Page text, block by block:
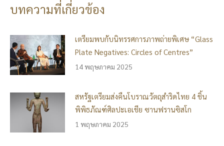
บทความที่เกี่ยวข้อง
เตรียมพบกับนิทรรศการภาพถ่ายพิเศษ “Glass
Plate Negatives: Circles of Centres”
14 พฤษภาคม 2025
สหรัฐเตรียมส่งคืนโบราณวัตถุสำริดไทย 4 ชิ้น
พิพิธภัณฑ์ศิลปะเอเชีย ซานฟรานซิสโก
1 พฤษภาคม 2025